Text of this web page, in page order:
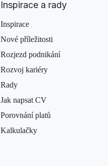
Inspirace a rady
Inspirace
Nové příležitosti
Rozjezd podnikání
Rozvoj kariéry
Rady
Jak napsat CV
Porovnání platů
Kalkulačky